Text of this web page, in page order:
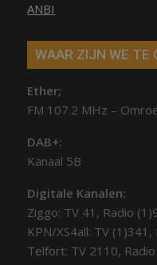
ANBI
WAAR ZIJN WE TE
Ether;
FM 107.2 MHz –
DAB+:
Kanaal 5B
Digitale Kanalen:
Ziggo: TV 41, Radio
KPN/XS4all: TV (1)341,
Telfort: TV 2110,